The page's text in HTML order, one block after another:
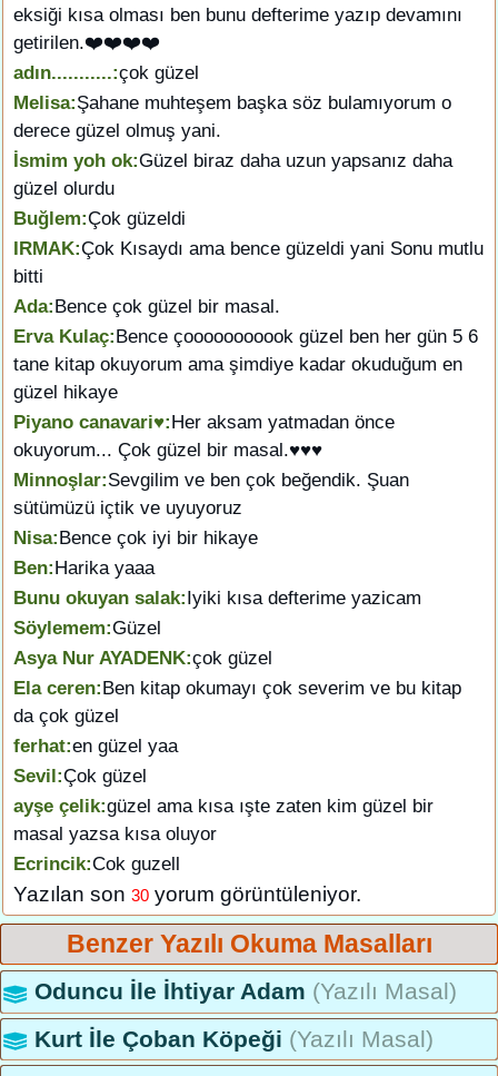
eksiği kısa olması ben bunu defterime yazıp devamını
getirilen.❤️❤️❤️❤️
adın...........:çok güzel
Melisa:Şahane muhteşem başka söz bulamıyorum o
derece güzel olmuş yani.
İsmim yoh ok:Güzel biraz daha uzun yapsanız daha
güzel olurdu
Buğlem:Çok güzeldi
IRMAK:Çok Kısaydı ama bence güzeldi yani Sonu mutlu
bitti
Ada:Bence çok güzel bir masal.
Erva Kulaç:Bence çooooooooook güzel ben her gün 5 6
tane kitap okuyorum ama şimdiye kadar okuduğum en
güzel hikaye
Piyano canavari♥:Her aksam yatmadan önce
okuyorum... Çok güzel bir masal.♥♥♥
Minnoşlar:Sevgilim ve ben çok beğendik. Şuan
sütümüzü içtik ve uyuyoruz
Nisa:Bence çok iyi bir hikaye
Ben:Harika yaaa
Bunu okuyan salak:Iyiki kısa defterime yazicam
Söylemem:Güzel
Asya Nur AYADENK:çok güzel
Ela ceren:Ben kitap okumayı çok severim ve bu kitap
da çok güzel
ferhat:en güzel yaa
Sevil:Çok güzel
ayşe çelik:güzel ama kısa ışte zaten kim güzel bir
masal yazsa kısa oluyor
Ecrincik:Cok guzell
Yazılan son 30 yorum görüntüleniyor.
Benzer Yazılı Okuma Masalları
Oduncu İle İhtiyar Adam (Yazılı Masal)
Kurt İle Çoban Köpeği (Yazılı Masal)